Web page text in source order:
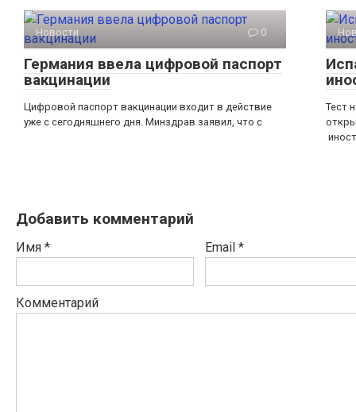
Новости 0
Германия ввела цифровой паспорт
вакцинации
Цифровой паспорт вакцинации входит в действие
уже с сегодняшнего дня. Минздрав заявил, что с
Тест
Добавить комментарий
Имя * Email *
Комментарий